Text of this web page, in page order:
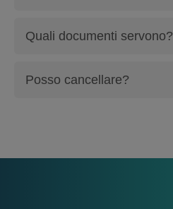
Quali documenti servono?
Posso cancellare?